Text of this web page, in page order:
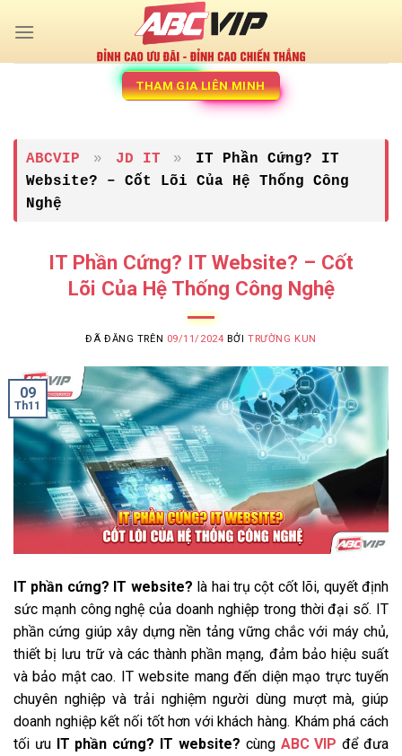
đến
THAM GIA LIÊN MINH
ABCVIP » JD IT »
IT Phần Cứng? IT
Website? – Cốt Lõi Của Hệ Thống Công
Nghệ
IT Phần Cứng? IT Website? – Cốt
Lõi Của Hệ Thống Công Nghệ
ĐÃ ĐĂNG TRÊN 09/11/2024 BỞITRƯỜNG KUN
09
Th11
IT phần cứng? IT website? là hai trụ cột cốt lõi, quyết định
sức mạnh công nghệ của doanh nghiệp trong thời đại số. IT
phần cứng giúp xây dựng nền tảng vững chắc với máy chủ,
thiết bị lưu trữ và các thành phần mạng, đảm bảo hiệu suất
và bảo mật cao. IT website mang đến diện mạo trực tuyến
chuyên nghiệp và trải nghiệm người dùng mượt mà, giúp
doanh nghiệp kết nối tốt hơn với khách hàng. Khám phá cách
tối ưu IT phần cứng? IT website? cùng ABC VIP để đưa